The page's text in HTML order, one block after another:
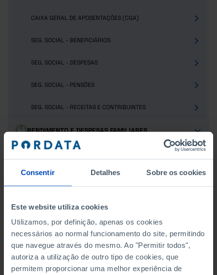
Consentir Detalhes Sobre os cookies
Este website utiliza cookies
Utilizamos, por definição, apenas os cookies
necessários ao normal funcionamento do site, permitindo
que navegue através do mesmo. Ao "Permitir todos",
autoriza a utilização de outro tipo de cookies, que
permitem proporcionar uma melhor experiência de
CAIXA GERAL DE APOSENTAÇÕES (CGA)
SEG. SOCIAL - BENEFICIÁRIOS
SEG. SOCIAL - DESPESAS
SEG. SOCIAL - PENSÕES
SEG. SOCIAL - RECEITAS E CONTRIBUINTES
RENDIMENTO E DESPESAS FAMILIARES
TRANSPORTES
SEG. SOCIAL - DESPESAS
EM % DO PIB